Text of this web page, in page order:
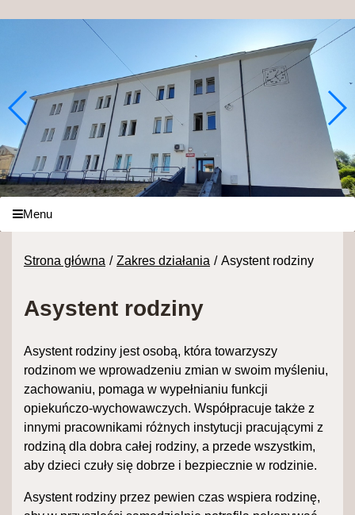
Menu
Strona główna Zakres działania Asystent rodziny
Asystent rodziny
Asystent rodziny jest osobą, która towarzyszy
rodzinom we wprowadzeniu zmian w swoim myśleniu,
zachowaniu, pomaga w wypełnianiu funkcji
opiekuńczo-wychowawczych. Współpracuje także z
innymi pracownikami różnych instytucji pracującymi z
rodziną dla dobra całej rodziny, a przede wszystkim,
aby dzieci czuły się dobrze i bezpiecznie w rodzinie.
Asystent rodziny przez pewien czas wspiera rodzinę,